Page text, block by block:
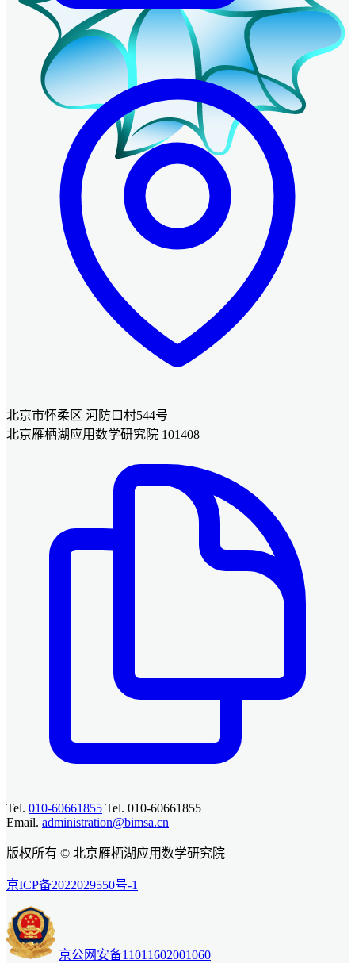
北京市怀柔区 河防口村544号
北京雁栖湖应用数学研究院 101408
Tel. 010-60661855 Tel. 010-60661855
Email. administration@bimsa.cn
版权所有 © 北京雁栖湖应用数学研究院
京ICP备2022029550号-1
京公网安备11011602001060